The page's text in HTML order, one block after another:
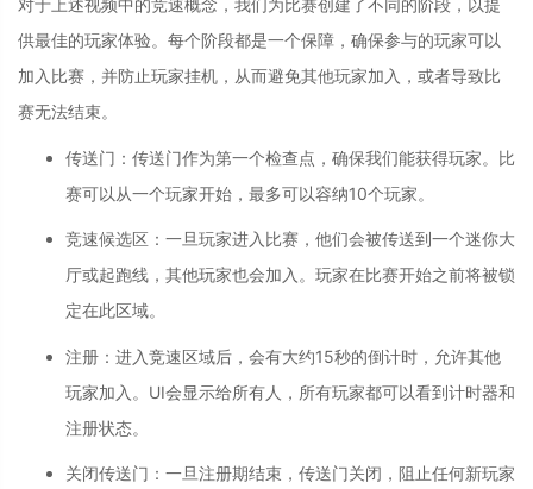
对于上述视频中的竞速概念，我们为比赛创建了不同的阶段，以提
供最佳的玩家体验。每个阶段都是一个保障，确保参与的玩家可以
加入比赛，并防止玩家挂机，从而避免其他玩家加入，或者导致比
赛无法结束。
传送门 ： 传送门作为第一个检查点，确保我们能获得玩家。比
赛可以从一个玩家开始，最多可以容纳10个玩家。
竞速候选区 ： 一旦玩家进入比赛，他们会被传送到一个迷你大
厅或起跑线，其他玩家也会加入。玩家在比赛开始之前将被锁
定在此区域。
注册 ： 进入竞速区域后，会有大约15秒的倒计时，允许其他
玩家加入。UI会显示给所有人，所有玩家都可以看到计时器和
注册状态。
关闭传送门 ： 一旦注册期结束，传送门关闭，阻止任何新玩家